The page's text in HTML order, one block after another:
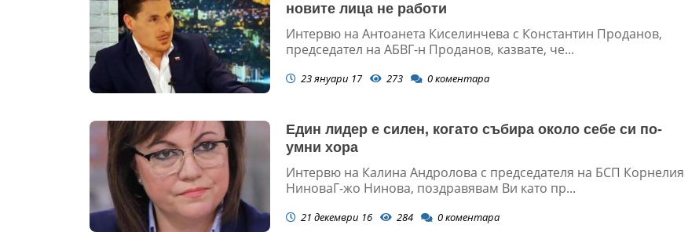
новите лица не работи
Интервю на Антоанета Киселинчева с Константин Проданов,
председател на АБВГ-н Проданов, казвате, че...
23 януари 17 273 0коментара
Един лидер е силен, когато събира около себе си по-
умни хора
Интервю на Калина Андролова с председателя на БСП Корнелия
НиноваГ-жо Нинова, поздравявам Ви като пр...
21 декември 16 284 0коментара